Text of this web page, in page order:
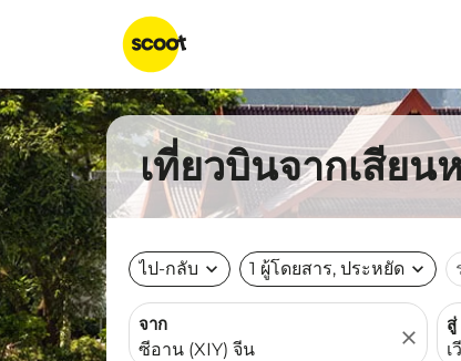
เที่ยวบินจากเสียน
ไป-กลับ expand_more 1 ผู้โดยสาร, ประหยัด expand_more
จาก
close
สู่